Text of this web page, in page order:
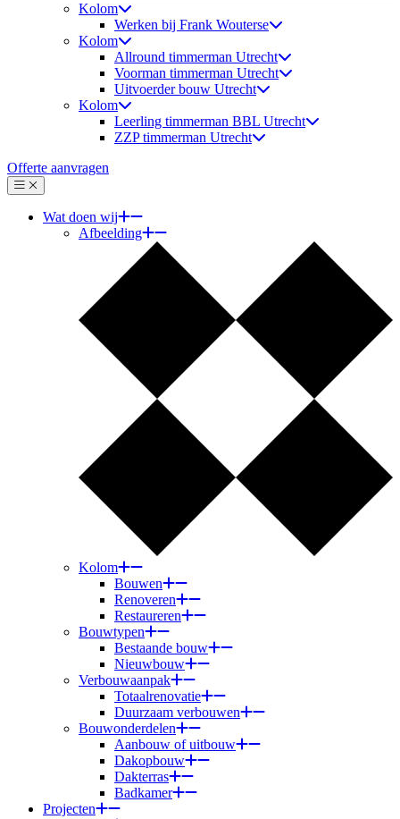
Kolom
Werken bij Frank Wouterse
Kolom
Allround timmerman Utrecht
Voorman timmerman Utrecht
Uitvoerder bouw Utrecht
Kolom
Leerling timmerman BBL Utrecht
ZZP timmerman Utrecht
Offerte aanvragen
Menu
Sluiten
Wat doen wij
Afbeelding
Kolom
Bouwen
Renoveren
Restaureren
Bouwtypen
Bestaande bouw
Nieuwbouw
Verbouwaanpak
Totaalrenovatie
Duurzaam verbouwen
Bouwonderdelen
Aanbouw of uitbouw
Dakopbouw
Dakterras
Badkamer
Projecten